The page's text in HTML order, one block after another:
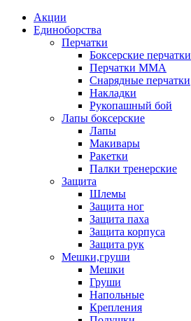
Акции
Единоборства
Перчатки
Боксерские перчатки
Перчатки ММА
Снарядные перчатки
Накладки
Рукопашный бой
Лапы боксерские
Лапы
Макивары
Ракетки
Палки тренерские
Защита
Шлемы
Защита ног
Защита паха
Защита корпуса
Защита рук
Мешки,груши
Мешки
Груши
Напольные
Крепления